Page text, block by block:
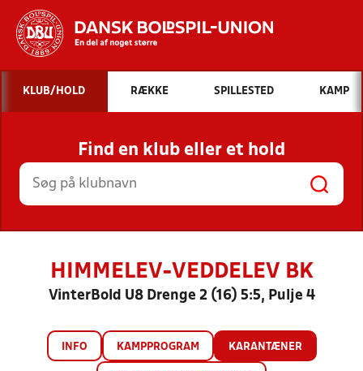
Hvad vil du søge efter?
INDHOLD OG NYHEDER
STILLINGER, RESULTATER, KLUBBER OG
HOLD
KLUB/HOLD RÆKKE SPILLESTED KAMP
Find en klub eller et hold
HIMMELEV-VEDDELEV BK
VinterBold U8 Drenge 2 (16) 5:5, Pulje 4
INFO KAMPPROGRAM KARANTÆNER